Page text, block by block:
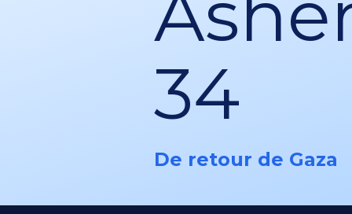
34
De retour de Gaza